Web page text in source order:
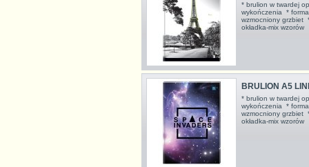
* brulion w twardej
wykończenia *
wzmocniony grzbiet
okładka-mix wzorów
BRULION A5
* brulion w twardej
wykończenia *
wzmocniony grzbiet
okładka-mix